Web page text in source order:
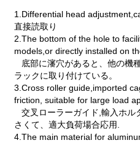
1.Differential head
直接読取り
2.The bottom of the hole to
models,or directly installed on
底部に瀋穴があると、他の機
ラックに取り付けている。
3.Cross roller guide,imported
friction, suitable for large load
交叉ローラーガイド,輸入ホル
さくて、適大負荷場合応用.
4.The main material for